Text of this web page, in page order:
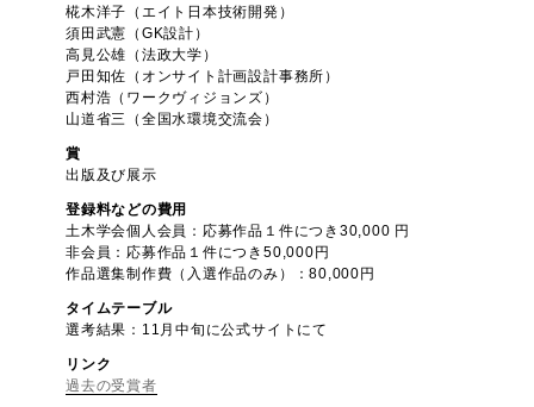
椛木洋子（エイト日本技術開発）
須田武憲（GK設計）
高見公雄（法政大学）
戸田知佐（オンサイト計画設計事務所）
西村浩（ワークヴィジョンズ）
山道省三（全国水環境交流会）
賞
出版及び展示
登録料などの費用
土木学会個人会員：応募作品１件につき30,000 円
非会員：応募作品１件につき50,000円
作品選集制作費（入選作品のみ）：80,000円
タイムテーブル
選考結果：11月中旬に公式サイトにて
リンク
過去の受賞者